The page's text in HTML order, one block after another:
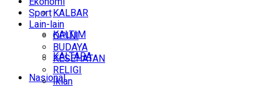
KALBAR
KALTIM
KALTARA
Nasional
Sport
Lain-lain
OPINI
BUDAYA
KESEHATAN
RELIGI
Iklan